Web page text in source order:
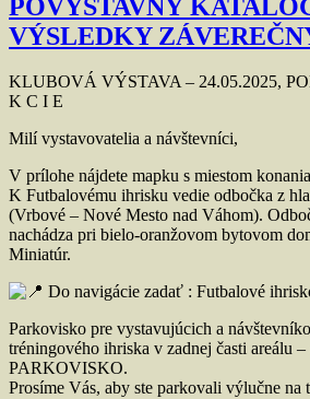
POVÝSTAVNÝ
VÝSLEDKY
KLUBOVÁ VÝSTAVA – 24.05.2025,
K C I E
Milí vystavovatelia a návštevníci,
V prílohe nájdete mapku s miestom
K Futbalovému ihrisku vedie odbočka z
(Vrbové – Nové Mesto nad Váhom).
nachádza pri bielo-oranžovom bytovom
Miniatúr.
Do navigácie zadať : Futbalové
Parkovisko pre vystavujúcich a
tréningového ihriska v zadnej časti areálu
PARKOVISKO.
Prosíme Vás, aby ste parkovali výlučne na